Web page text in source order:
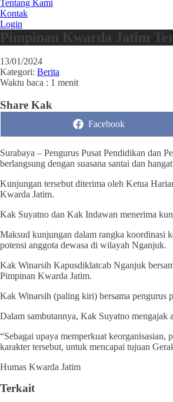
Tentang Kami
Kontak
Login
Pimpinan Kwarda Jatim
13/01/2024
Kategori: Berita
Waktu baca : 1 menit
Share Kak
Share
Facebook
Surabaya – Pengurus Pusat Pendidikan dan
berlangsung dengan suasana santai dan
Kunjungan tersebut diterima oleh Ketua
Kwarda Jatim.
Kak Suyatno dan Kak Indawan menerima
Maksud kunjungan dalam rangka koordinasi
potensi anggota dewasa di wilayah Nganjuk.
Kak Winarsih Kapusdiklatcab Nganjuk
Pimpinan Kwarda Jatim.
Kak Winarsih (paling kiri) bersama pengurus
Dalam sambutannya, Kak Suyatno mengajak
“Sebagai upaya memperkuat
karakter tersebut, untuk mencapai tujuan
Humas Kwarda Jatim
Terkait